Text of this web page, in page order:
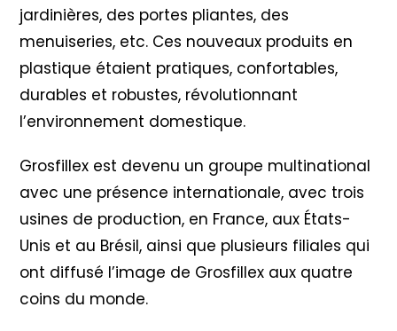
jardinières, des portes pliantes, des
menuiseries, etc. Ces nouveaux produits en
plastique étaient pratiques, confortables,
durables et robustes, révolutionnant
l’environnement domestique.
Grosfillex est devenu un groupe multinational
avec une présence internationale, avec trois
usines de production, en France, aux États-
Unis et au Brésil, ainsi que plusieurs filiales qui
ont diffusé l’image de Grosfillex aux quatre
coins du monde.